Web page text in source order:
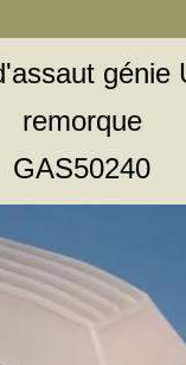
génie
remorque
GAS50240